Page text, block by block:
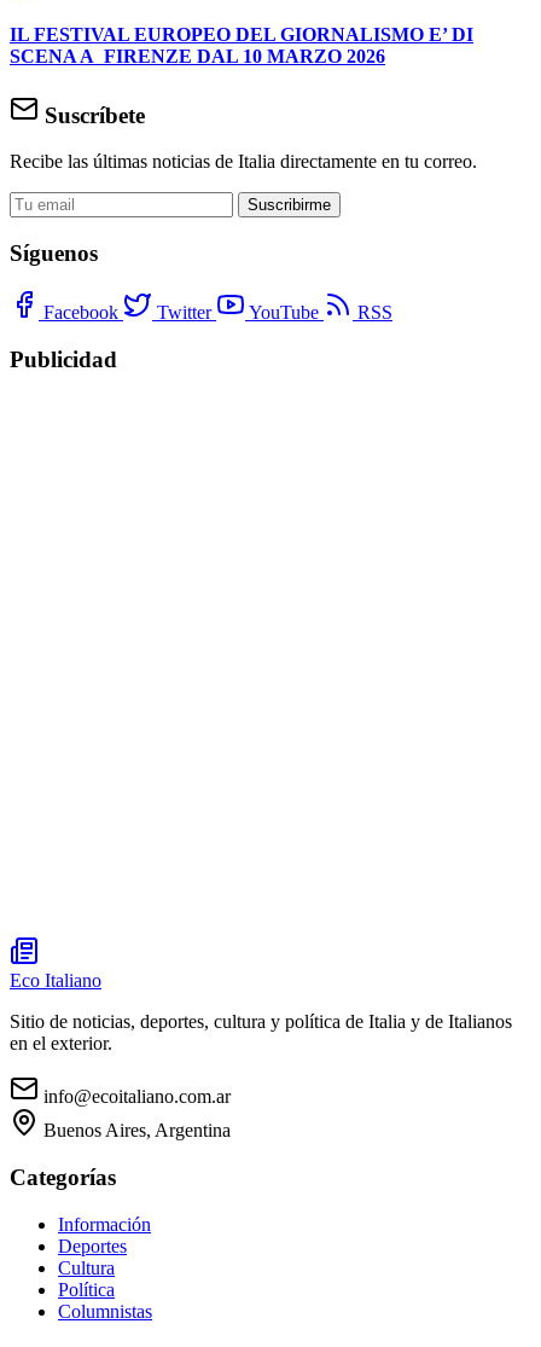
IL FESTIVAL EUROPEO DEL GIORNALISMO E’ DI
SCENA A FIRENZE DAL 10 MARZO 2026
Suscríbete
Recibe las últimas noticias de Italia directamente en tu correo.
Suscribirme
Síguenos
Facebook Twitter YouTube RSS
Publicidad
Eco Italiano
Sitio de noticias, deportes, cultura y política de Italia y de Italianos
en el exterior.
info@ecoitaliano.com.ar
Buenos Aires, Argentina
Categorías
Información
Deportes
Cultura
Política
Columnistas